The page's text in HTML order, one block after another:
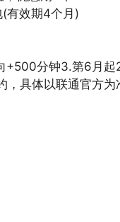
有效期4个月)
分钟3.第6月
，具体以联通官方为